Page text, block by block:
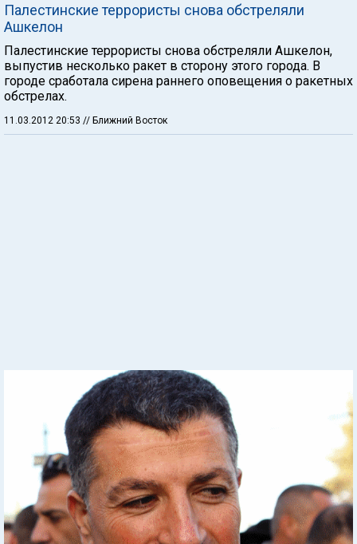
Палестинские террористы снова обстреляли
Ашкелон
Палестинские террористы снова обстреляли Ашкелон,
выпустив несколько ракет в сторону этого города. В
городе сработала сирена раннего оповещения о ракетных
обстрелах.
11.03.2012 20:53 // Ближний Восток